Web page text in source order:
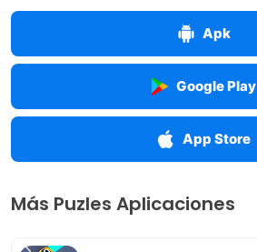
Apk
Google Play
App Store
Más Puzles Aplicaciones